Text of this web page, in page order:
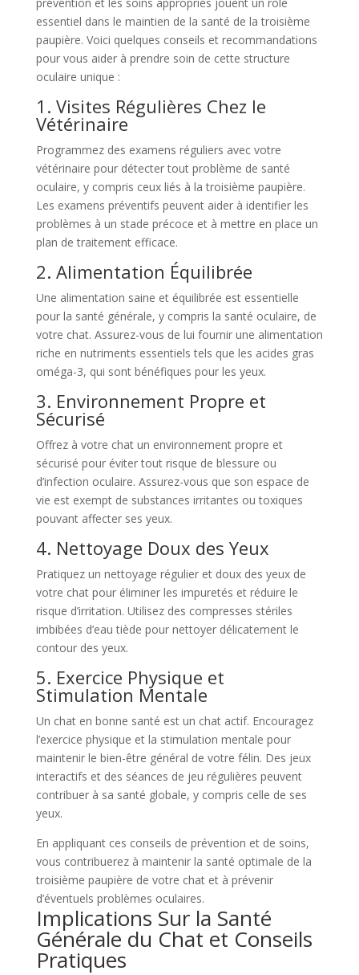
essentiel dans le maintien de la santé de la troisième
paupière. Voici quelques conseils et recommandations
pour vous aider à prendre soin de cette structure
oculaire unique :
1. Visites Régulières Chez le
Vétérinaire
Programmez des examens réguliers avec votre
vétérinaire pour détecter tout problème de santé
oculaire, y compris ceux liés à la troisième paupière.
Les examens préventifs peuvent aider à identifier les
problèmes à un stade précoce et à mettre en place un
plan de traitement efficace.
2. Alimentation Équilibrée
Une alimentation saine et équilibrée est essentielle
pour la santé générale, y compris la santé oculaire, de
votre chat. Assurez-vous de lui fournir une alimentation
riche en nutriments essentiels tels que les acides gras
oméga-3, qui sont bénéfiques pour les yeux.
3. Environnement Propre et
Sécurisé
Offrez à votre chat un environnement propre et
sécurisé pour éviter tout risque de blessure ou
d’infection oculaire. Assurez-vous que son espace de
vie est exempt de substances irritantes ou toxiques
pouvant affecter ses yeux.
4. Nettoyage Doux des Yeux
Pratiquez un nettoyage régulier et doux des yeux de
votre chat pour éliminer les impuretés et réduire le
risque d’irritation. Utilisez des compresses stériles
imbibées d’eau tiède pour nettoyer délicatement le
contour des yeux.
5. Exercice Physique et
Stimulation Mentale
Un chat en bonne santé est un chat actif. Encouragez
l’exercice physique et la stimulation mentale pour
maintenir le bien-être général de votre félin. Des jeux
interactifs et des séances de jeu régulières peuvent
contribuer à sa santé globale, y compris celle de ses
yeux.
En appliquant ces conseils de prévention et de soins,
vous contribuerez à maintenir la santé optimale de la
troisième paupière de votre chat et à prévenir
d’éventuels problèmes oculaires.
Implications Sur la Santé
Générale du Chat et Conseils
Pratiques